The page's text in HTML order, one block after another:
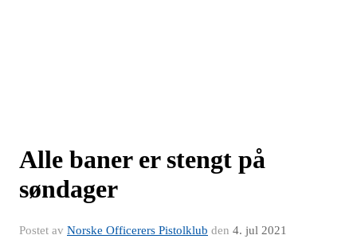
Alle baner er stengt på
søndager
Postet av Norske Officerers Pistolklub den 4. jul 2021